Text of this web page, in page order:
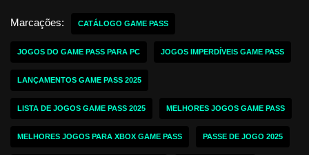
Marcações: CATÁLOGO GAME PASS
JOGOS DO GAME PASS PARA PC JOGOS IMPERDÍVEIS GAME PASS
LANÇAMENTOS GAME PASS 2025
LISTA DE JOGOS GAME PASS 2025 MELHORES JOGOS GAME PASS
MELHORES JOGOS PARA XBOX GAME PASS PASSE DE JOGO 2025